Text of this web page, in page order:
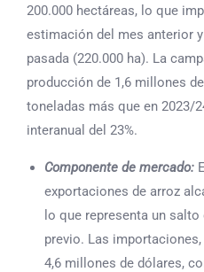
200.000 hectáreas, lo que
estimación del mes anterior
pasada (220.000 ha). La
producción de 1,6 millones
toneladas más que en 2023/
interanual del 23%.
Componente de mercado:
exportaciones de arroz
lo que representa un
previo. Las
4,6 millones de dólares,